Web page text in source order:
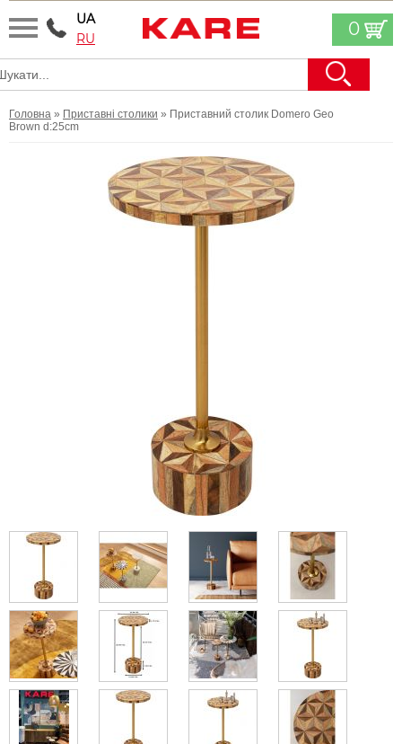
UA
RU
0
Головна » Приставні столики » Приставний столик Domero Geo
Brown d:25cm